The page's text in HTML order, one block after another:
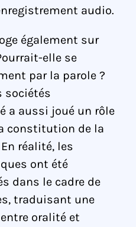
audio.
également sur
elle se
par la parole ?
sociétés
a aussi joué un rôle
constitution de la
réalité, les
ont été
dans le cadre de
traduisant une
oralité et